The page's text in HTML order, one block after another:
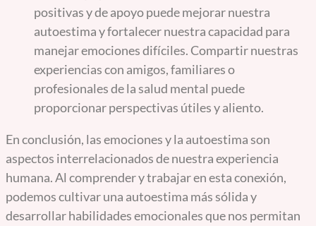
positivas y de apoyo puede mejorar nuestra
autoestima y fortalecer nuestra capacidad para
manejar emociones difíciles. Compartir nuestras
experiencias con amigos, familiares o
profesionales de la salud mental puede
proporcionar perspectivas útiles y aliento.
En conclusión, las emociones y la autoestima son
aspectos interrelacionados de nuestra experiencia
humana. Al comprender y trabajar en esta conexión,
podemos cultivar una autoestima más sólida y
desarrollar habilidades emocionales que nos permitan